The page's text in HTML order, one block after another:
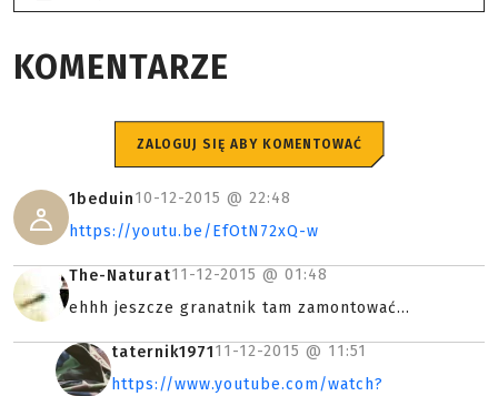
KOMENTARZE
ZALOGUJ SIĘ ABY KOMENTOWAĆ
1beduin10-12-2015 @ 22:48
https://youtu.be/EfOtN72xQ-w
The-Naturat11-12-2015 @ 01:48
ehhh jeszcze granatnik tam zamontować...
taternik197111-12-2015 @ 11:51
https://www.youtube.com/watch?